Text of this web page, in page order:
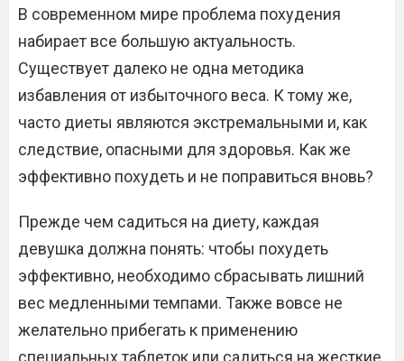
В современном мире проблема похудения
набирает все большую актуальность.
Существует далеко не одна методика
избавления от избыточного веса. К тому же,
часто диеты являются экстремальными и, как
следствие, опасными для здоровья. Как же
эффективно похудеть и не поправиться вновь?
Прежде чем садиться на диету, каждая
девушка должна понять: чтобы похудеть
эффективно, необходимо сбрасывать лишний
вес медленными темпами. Также вовсе не
желательно прибегать к применению
специальных таблеток или садиться на жесткие